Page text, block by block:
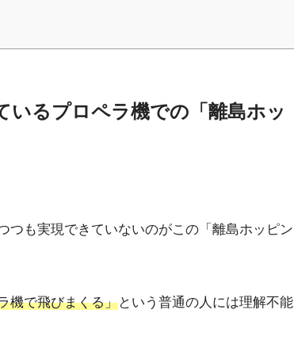
るプロペラ機での「離島ホッ
つも実現できていないのがこの「離島ホッピン
機で飛びまくる」という普通の人には理解不能